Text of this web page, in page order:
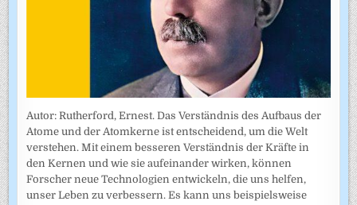
Autor: Rutherford, Ernest. Das Verständnis des Aufbaus der
Atome und der Atomkerne ist entscheidend, um die Welt
verstehen. Mit einem besseren Verständnis der Kräfte in
den Kernen und wie sie aufeinander wirken, können
Forscher neue Technologien entwickeln, die uns helfen,
unser Leben zu verbessern. Es kann uns beispielsweise